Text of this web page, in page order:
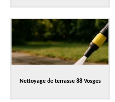
Nettoyage de terrasse 88 Vosges